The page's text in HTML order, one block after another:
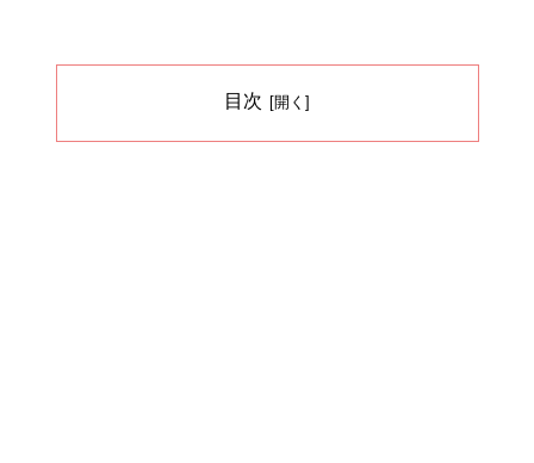
目次